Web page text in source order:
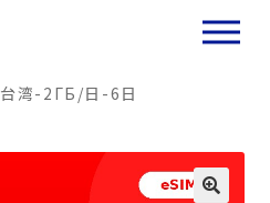
台湾-2ГБ/日-6日